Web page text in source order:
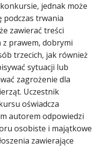
jednak może
trwania
zawierać treści
z prawem, dobrymi
trzecich, jak również
sytuacji lub
zagrożenie dla
Uczestnik
oświadcza
autorem odpowiedzi
osobiste i majątkowe
zawierające